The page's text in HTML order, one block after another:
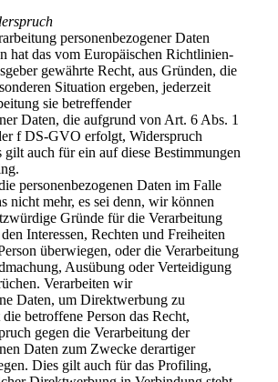
personenbezogener Daten
hat das vom Europäischen Richtlinien-
gewährte Recht, aus Gründen, die
Situation ergeben, jederzeit
sie betreffender
Daten, die aufgrund von Art. 6 Abs. 1
f DS-GVO erfolgt, Widerspruch
gilt auch für ein auf diese Bestimmungen
personenbezogenen Daten im Falle
nicht mehr, es sei denn, wir können
Gründe für die Verarbeitung
Interessen, Rechten und Freiheiten
überwiegen, oder die Verarbeitung
Ausübung oder Verteidigung
Verarbeiten wir
Daten, um Direktwerbung zu
betroffene Person das Recht,
gegen die Verarbeitung der
Daten zum Zwecke derartiger
Dies gilt auch für das Profiling,